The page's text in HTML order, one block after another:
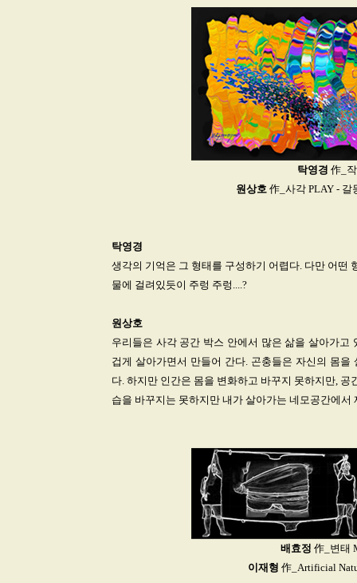
탁영경 作_
원상호 作_사각 PLAY - 갈
탁영경
생각의 기억은 그 형태를 구성하기 어렵다. 다만 어떤
물에 걸려있듯이 주렁 주렁....?
원상호
우리들은 사각 공간 박스 안에서 많은 삶을 살아가
겁게 살아가면서 만들어 간다. 곤충들은 자신의 몸
다. 하지만 인간은 몸을 변화하고 바꾸지 못하지만,
습을 바꾸지는 못하지만 내가 살아가는 네모공간에
배효정 作_변태
이재형 作_Artificial